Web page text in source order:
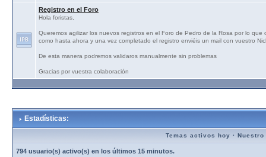
Registro en el Foro
Hola foristas,
Queremos agilizar los nuevos registros en el Foro de Pedro de la Rosa por lo
como hasta ahora y una vez completado el registro enviéis un mail con vuestro
De esta manera podremos validaros manualmente sin problemas
Gracias por vuestra colaboración
Estadísticas:
Temas activos hoy · Nuestro
794 usuario(s) activo(s) en los últimos 15 minutos.